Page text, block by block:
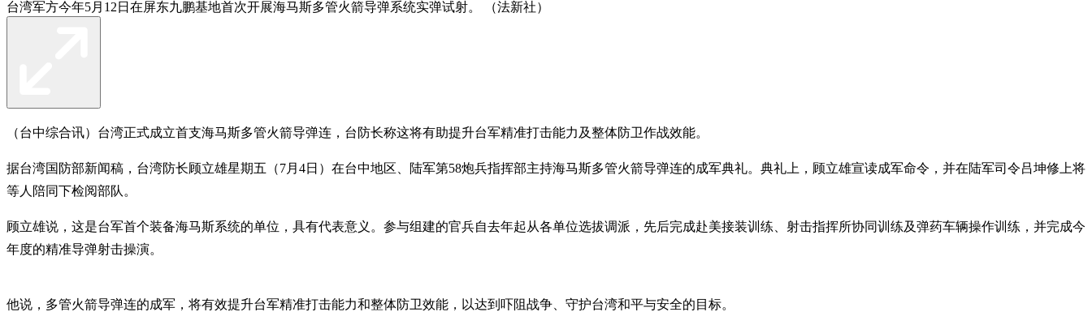
台湾军方今年5月12日在屏东九鹏基地首次开展海马斯多管火箭导弹系统实弹试射。 （法新社）
（台中综合讯）台湾正式成立首支海马斯多管火箭导弹连，台防长称这将有助提升台军精准打击能力及整体防卫作战效能。
据台湾国防部新闻稿，台湾防长顾立雄星期五（7月4日）在台中地区、陆军第58炮兵指挥部主持海马斯多管火箭导弹连的成军典礼。典礼上，顾立雄宣读成军命令，并在陆军司令吕坤修上将
等人陪同下检阅部队。
顾立雄说，这是台军首个装备海马斯系统的单位，具有代表意义。参与组建的官兵自去年起从各单位选拔调派，先后完成赴美接装训练、射击指挥所协同训练及弹药车辆操作训练，并完成今
年度的精准导弹射击操演。
他说，多管火箭导弹连的成军，将有效提升台军精准打击能力和整体防卫效能，以达到吓阻战争、守护台湾和平与安全的目标。